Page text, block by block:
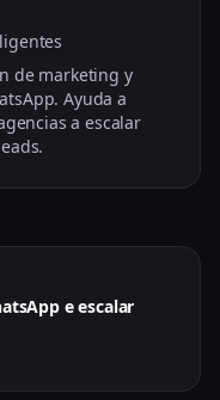
de marketing y
Ayuda a
a escalar
e escalar